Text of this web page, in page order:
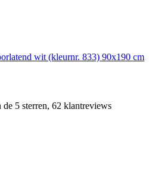
wit (kleurnr. 833) 90x190 cm
5 sterren, 62 klantreviews